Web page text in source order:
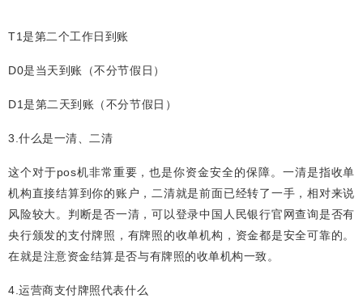
T1是第二个工作日到账
D0是当天到账（不分节假日）
D1是第二天到账（不分节假日）
3.什么是一清、二清
这个对于pos机非常重要，也是你资金安全的保障。一清是指收单
机构直接结算到你的账户，二清就是前面已经转了一手，相对来说
风险较大。判断是否一清，可以登录中国人民银行官网查询是否有
央行颁发的支付牌照，有牌照的收单机构，资金都是安全可靠的。
在就是注意资金结算是否与有牌照的收单机构一致。
4.运营商支付牌照代表什么